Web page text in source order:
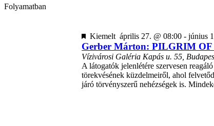
Programok-
Folyamatban
Kiemelt április 27. @ 08:00 -június
Gerber Márton: PILGRIM OF
Vízivárosi Galéria Kapás u. 55,
A látogatók jelenlétére szervesen
törekvésének küzdelmeiről, ahol
járó törvényszerű nehézségek is.